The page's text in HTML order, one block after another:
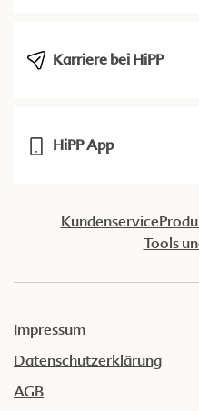
Karriere bei HiPP
HiPP App
Kundenservice
Tools
Impressum
Datenschutzerklärung
AGB